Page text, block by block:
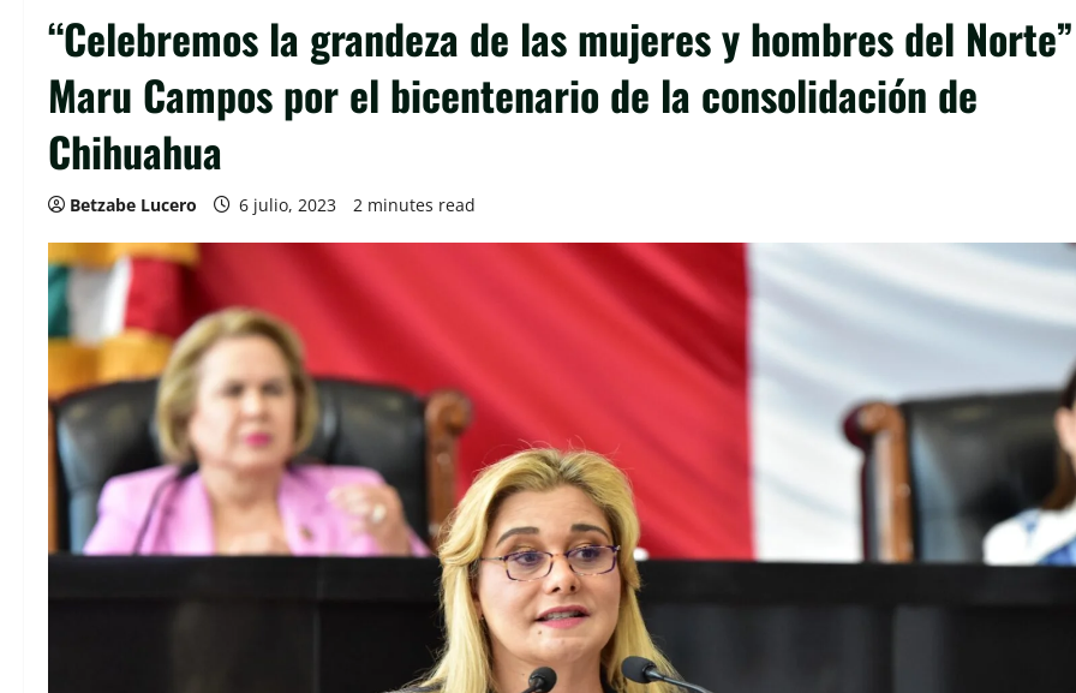
“Celebremos la grandeza de las mujeres y hombres del Norte”
Maru Campos por el bicentenario de la consolidación de
Chihuahua
Betzabe Lucero 6 julio, 2023 2 minutes read